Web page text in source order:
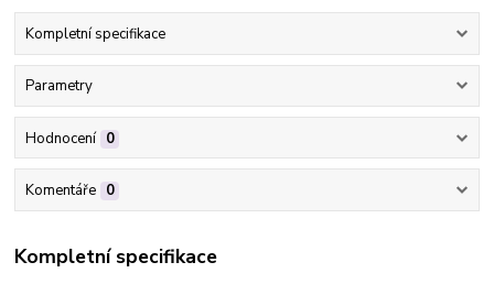
Kompletní specifikace
Parametry
Hodnocení 0
Komentáře 0
Kompletní specifikace